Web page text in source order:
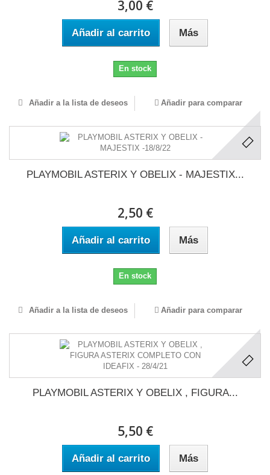
3,00 €
Añadir al carrito Más
En stock
Añadir a la lista de deseos Añadir para comparar
PLAYMOBIL ASTERIX Y OBELIX - MAJESTIX...
2,50 €
Añadir al carrito Más
En stock
Añadir a la lista de deseos Añadir para comparar
PLAYMOBIL ASTERIX Y OBELIX , FIGURA...
5,50 €
Añadir al carrito Más